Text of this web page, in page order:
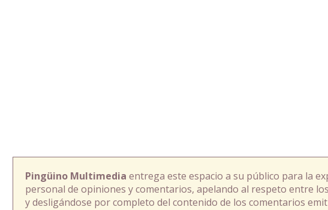
Pingüino Multimedia entrega este espacio a su público para la
personal de opiniones y comentarios, apelando al respeto entre
y desligándose por completo del contenido de los comentarios